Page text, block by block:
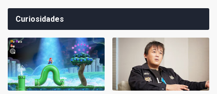
Curiosidades